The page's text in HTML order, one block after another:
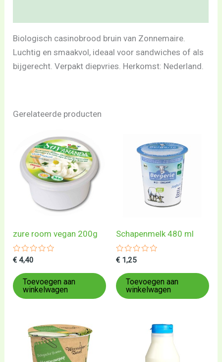
Biologisch casinobrood bruin van Zonnemaire.
Luchtig en smaakvol, ideaal voor sandwiches of als
bijgerecht. Verpakt diepvries. Herkomst: Nederland.
Gerelateerde producten
zure room vegan 200g
Gewaardeerd
uit
5
€ 4,40
Toevoegen aan
winkelwagen
Schapenmelk 480 ml
Gewaardeerd
uit
5
€ 1,25
Toevoegen aan
winkelwagen